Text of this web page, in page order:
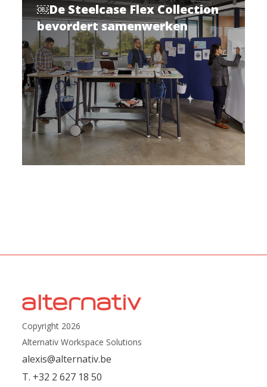
￼De Steelcase Flex Collection
bevordert samenwerken
Copyright 2026
Alternativ Workspace Solutions
alexis@alternativ.be
T. +32 2 627 18 50